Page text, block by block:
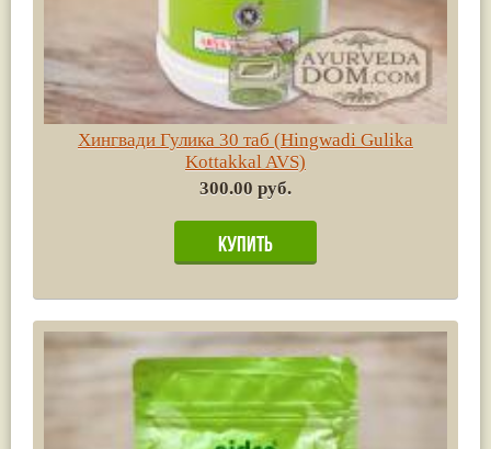
Хингвади Гулика 30 таб (Hingwadi Gulika
Kottakkal AVS)
300.00 руб.